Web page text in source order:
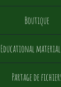
Boutique
Educational material
Partage de